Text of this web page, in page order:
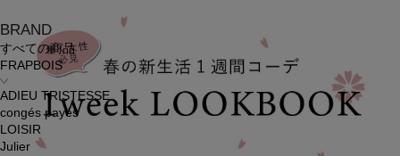
BRAND
すべての商品
FRAPBOIS
ADIEU TRISTESSE
congés payés
LOISIR
Julier